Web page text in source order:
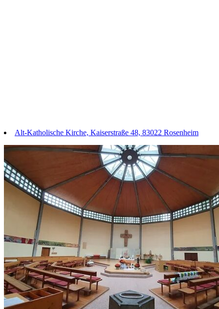
Alt-Katholische Kirche, Kaiserstraße 48, 83022 Rosenheim